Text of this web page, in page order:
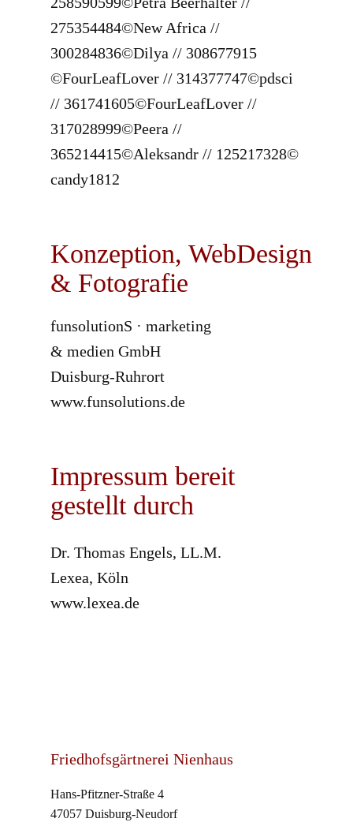
275354484©New Africa //
300284836©Dilya // 308677915
©FourLeafLover // 314377747©pdsci
// 361741605©FourLeafLover //
317028999©Peera //
365214415©Aleksandr // 125217328©
candy1812
Konzeption, WebDesign
& Fotografie
funsolutionS · marketing
& medien GmbH
Duisburg-Ruhrort
www.funsolutions.de
Impressum bereit
gestellt durch
Dr. Thomas Engels, LL.M.
Lexea, Köln
www.lexea.de
Friedhofsgärtnerei Nienhaus
Hans-Pfitzner-Straße 4
47057 Duisburg-Neudorf